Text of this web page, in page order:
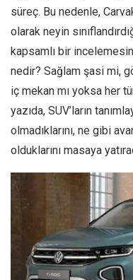
süreç. Bu nedenle,
olarak neyin
kapsamlı bir
nedir? Sağlam şasi mi,
iç mekan mı yoksa her
yazıda, SUV’ların
olmadıklarını, ne gibi
olduklarını masaya